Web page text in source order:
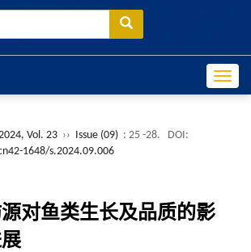
Vol. 23 ›› Issue (09) : 25 -28.
DOI:
1648/s.2024.09.006
对鱼类生长及品质的影